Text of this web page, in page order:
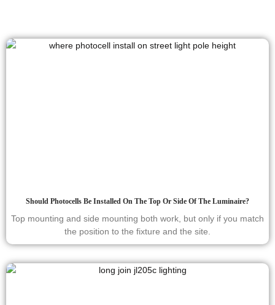
Should Photocells Be Installed On The Top Or Side Of The Luminaire?
Top mounting and side mounting both work, but only if you match
the position to the fixture and the site.